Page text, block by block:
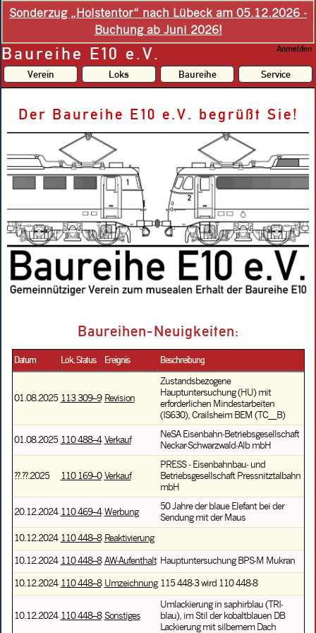
Sonderzug „Holstentor“ nach Lübeck am 05.12.2026 -
Buchung ab Juni 2026!
Baureihe E10 e.V. Anmelden
Verein Loks Baureihe Service
Der Baureihe E10 e.V. begrüßt Sie!
Baureihen-Neuigkeiten:
Datum Lok, Status Ereignis Beschreibung
01.08.2025 113 309–9 Revision
Zustandsbezogene
Hauptuntersuchung (HU) mit
erforderlichen Mindestarbeiten
(IS630), Crailsheim BEM (TC__B)
01.08.2025 110 488–4 Verkauf
NeSA Eisenbahn-Betriebsgesellschaft
Neckar-Schwarzwald-Alb mbH
??.??.2025 110 169–0 Verkauf
PRESS - Eisenbahnbau- und
Betriebsgesellschaft Pressnitztalbahn
mbH
20.12.2024 110 469–4 Werbung
50 Jahre der blaue Elefant bei der
Sendung mit der Maus
10.12.2024 110 448–8 Reaktivierung
10.12.2024 110 448–8 AW-Aufenthalt Hauptuntersuchung BPS-M Mukran
10.12.2024 110 448–8 Umzeichnung 115 448-3 wird 110 448-8
10.12.2024 110 448–8 Sonstiges
Umlackierung in saphirblau (TRI-
blau), im Stil der kobaltblauen DB
Lackierung mit silbernem Dach